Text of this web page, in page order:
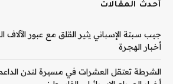
أحدث المقالات
جيب سبتة الإسباني يثير القلق مع عبور
أخبار الهجرة
الشرطة تعتقل العشرات في مسيرة لندن